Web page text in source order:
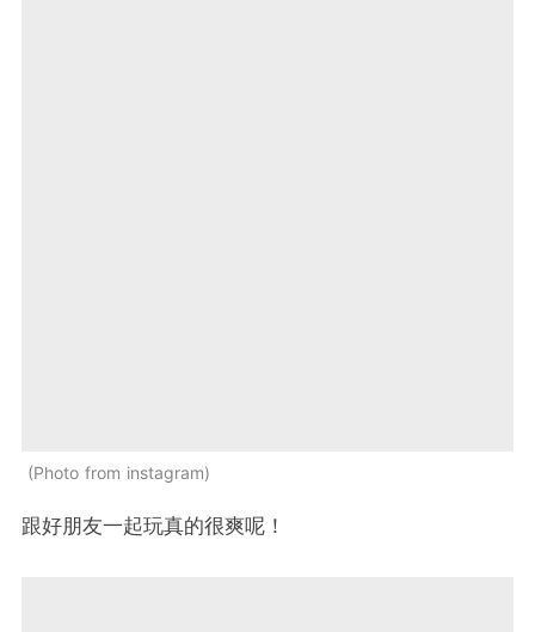
Photo from instagram
跟好朋友一起玩真的很爽呢！